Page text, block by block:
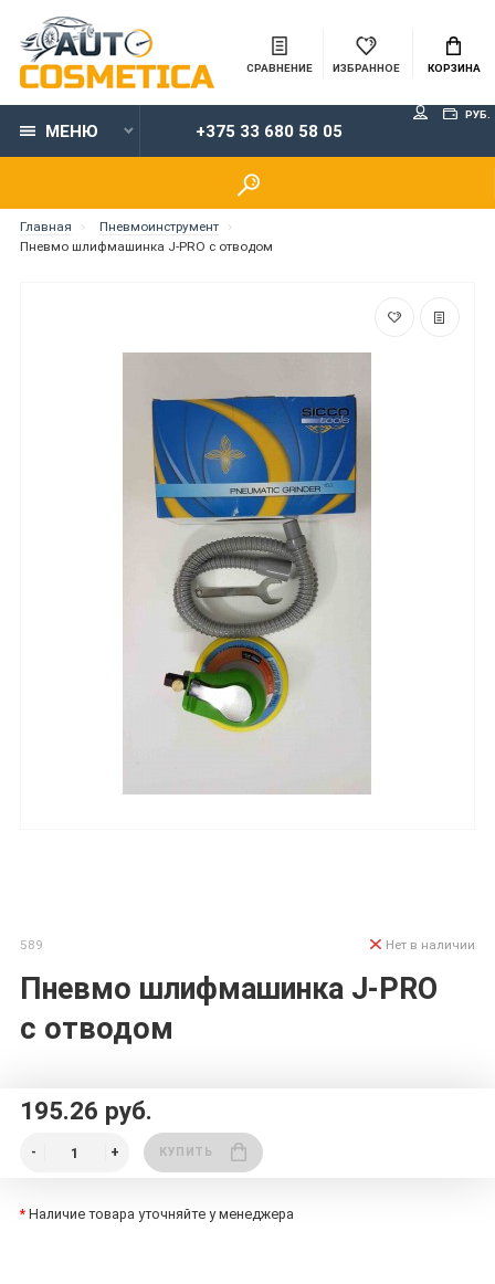
СРАВНЕНИЕ ИЗБРАННОЕ КОРЗИНА
МЕНЮ +375 33 680 58 05
РУБ.
Главная
Пневмоинструмент
Пневмо шлифмашинка J-PRO с отводом
589
Пневмо шлифмашинка J-PRO
с отводом
Нет в наличии
195.26 руб.
КУПИТЬ
* Наличие товара уточняйте у менеджера